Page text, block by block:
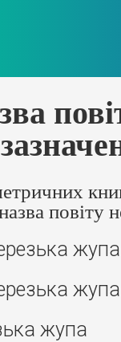
повіту
жупа
жупа
жупа